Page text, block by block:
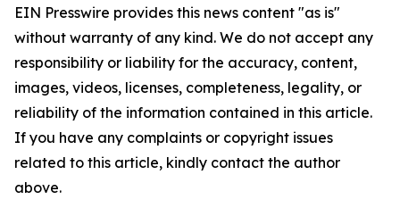
EIN Presswire provides this news content "as is"
without warranty of any kind. We do not accept any
responsibility or liability for the accuracy, content,
images, videos, licenses, completeness, legality, or
reliability of the information contained in this article.
If you have any complaints or copyright issues
related to this article, kindly contact the author
above.